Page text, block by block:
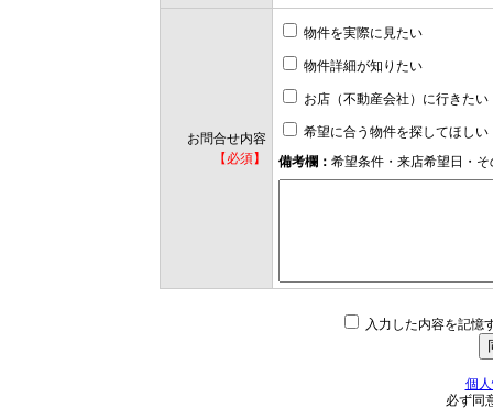
お問合せ内容
【必須】
物件を実際に見たい
物件詳細が知りたい
お店（不動産会社）に行きたい
希望に合う物件を探してほしい
備考欄： 希望条件・来店希望日・
入力した内容を記憶
個
必ず同